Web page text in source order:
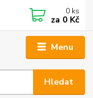
Menu
Hledat
0 ks
za 0 Kč